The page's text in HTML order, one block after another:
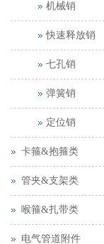
机械销
快速释放销
七孔销
弹簧销
定位销
卡箍&抱箍类
管夹&支架类
喉箍&扎带类
电气管道附件